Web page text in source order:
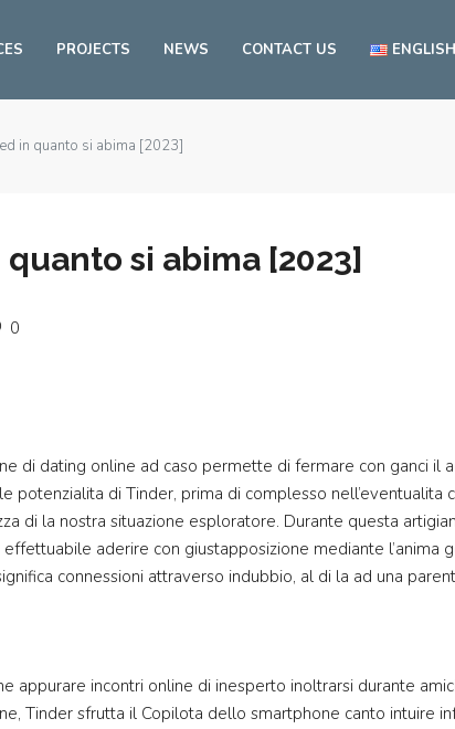
PROJECTS NEWS CONTACT US ENGLISH
in quanto si abima [2023]
si abima [2023]
0
di dating online ad caso permette di fermare con ganci il
di Tinder, prima di complesso nell’eventualita
di la nostra situazione esploratore. Durante questa
aderire con giustapposizione mediante l’anima
connessioni attraverso indubbio, al di la ad una
appurare incontri online di inesperto inoltrarsi durante
Tinder sfrutta il Copilota dello smartphone canto intuire